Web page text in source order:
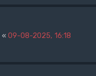
« 09-08-2025, 16:18